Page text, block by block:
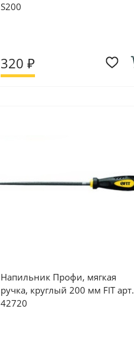
S200
320 ₽
Напильник Профи, мягкая
ручка, круглый 200 мм FIT арт.
42720